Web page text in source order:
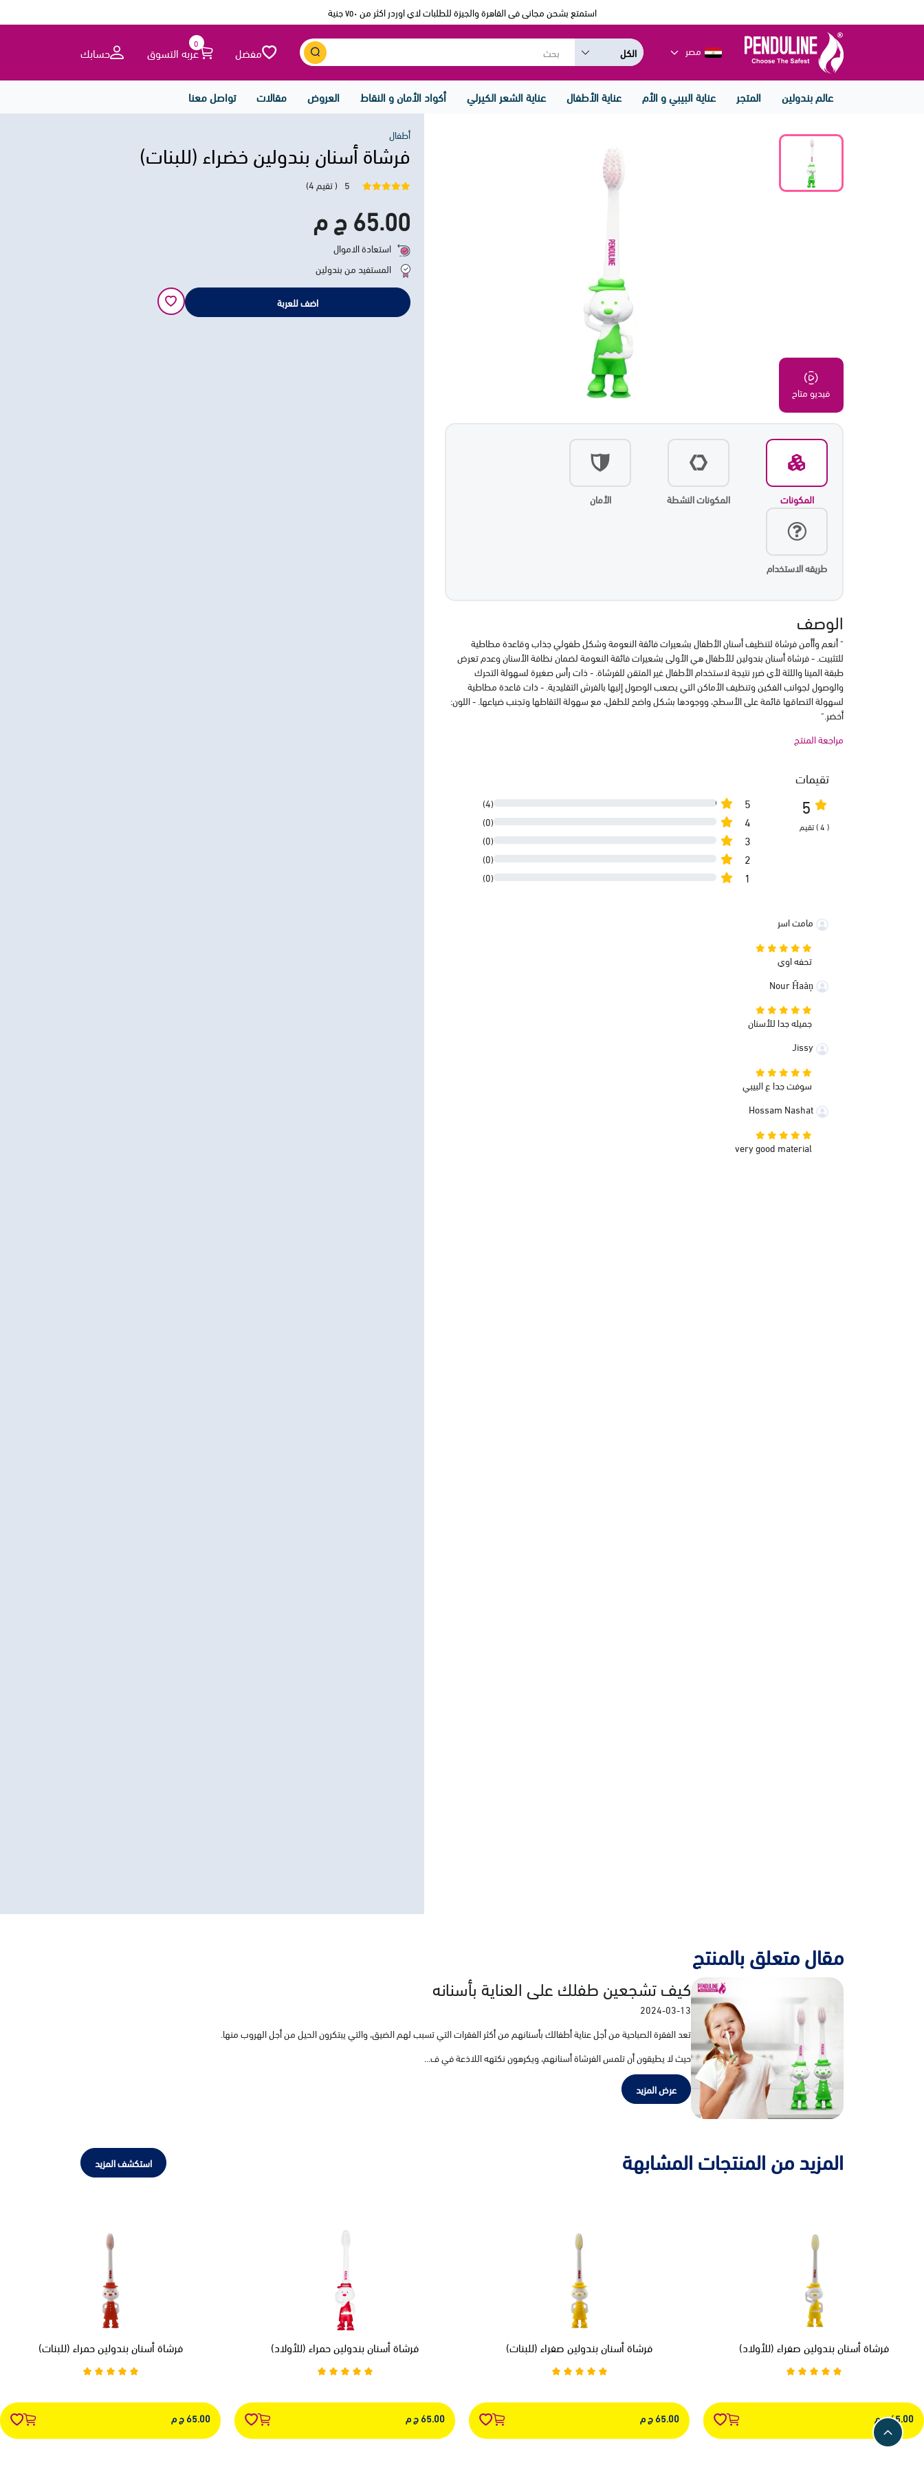
استمتع بشحن مجانى فى القاهرة والجيزة للطلبات لاي اوردر اكثر من ٧٥٠ جنية
مصر مفضل عربه التسوق
0 حسابك
عالم بندولين المتجر عناية البيبي و الأم عناية الأطفال عناية الشعر الكيرلي أكواد الأمان و النقاط العروض مقالات تواصل معنا
فيديو متاح
المكونات المكونات النشطة الأمان
طريقه الاستخدام
الوصف
" أنعم وأأمن فرشاة لتنظيف أسنان الأطفال بشعيرات فائقة النعومة وشكل طفولي جذاب وقاعدة مطاطية
للتثبيت. - فرشاة أسنان بندولين للأطفال هي الأولى بشعيرات فائقة النعومة لضمان نظافة الأسنان وعدم تعرض
طبقة المينا واللثة لأي ضرر نتيجة لاستخدام الأطفال غير المتقن للفرشاة. - ذات رأس صغيرة لسهولة التحرك
والوصول لجوانب الفكين وتنظيف الأماكن التي يصعب الوصول إليها بالفرش التقليدية.​ - ذات قاعدة مطاطية
لسهولة التصاقها قائمة على الأسطح، ووجودها بشكل واضح للطفل، مع سهولة التقاطها وتجنب ضياعها.​ - اللون:
أخضر."
مراجعة المنتج
تقيمات
5
( 4 ) تقيم
5
(4)
4
(0)
3
(0)
2
(0)
1
(0)
مامت اسر
تحفه اوي
جميله جدا للأسنان
سوفت جدا ع البيبي
very good material
أطفال
فرشاة أسنان بندولين خضراء (للبنات)
5 ( تقيم 4)
65.00 ج م
استعادة الاموال
المستفيد من بندولين
اضف للعربة
مقال متعلق بالمنتج
كيف تشجعين طفلك على العناية بأسنانه
2024-03-13
تعد الفقرة الصباحية من أجل عناية أطفالك بأسنانهم من أكثر الفقرات التي تسبب لهم الضيق، والتي يبتكرون الحيل من أجل الهروب منها.
حيث لا يطيقون أن تلمس الفرشاة أسنانهم، ويكرهون نكتهه اللاذعة في ف...
عرض المزيد
المزيد من المنتجات المشابهة استكشف المزيد
فرشاة أسنان بندولين صفراء (للأولاد)
65.00 ج م
فرشاة أسنان بندولين صفراء (للبنات)
65.00 ج م
فرشاة أسنان بندولين حمراء (للأولاد)
65.00 ج م
فرشاة أسنان بندولين حمراء (للبنات)
65.00 ج م